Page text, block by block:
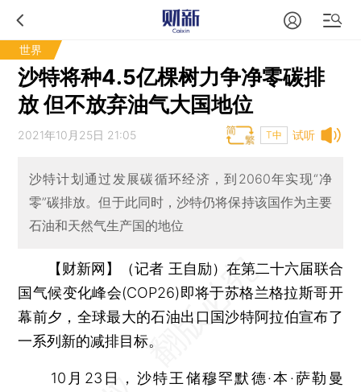
世界
沙特将种4.5亿棵树力争净零碳排
放 但不放弃油气大国地位
试听
2021年10月25日 21:05 T中
沙特计划通过发展碳循环经济，到2060年实现“净
零”碳排放。但于此同时，沙特仍将保持该国作为主要
石油和天然气生产国的地位
【财新网】（记者 王自励） 在第二十六届联合
国气候变化峰会(COP26)即将于苏格兰格拉斯哥开
幕前夕，全球最大的石油出口国沙特阿拉伯宣布了
一系列新的减排目标。
10月23日，沙特王储穆罕默德·本·萨勒曼